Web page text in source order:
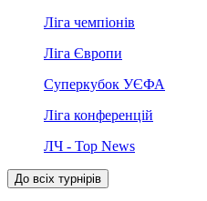
Ліга чемпіонів
Ліга Європи
Суперкубок УЄФА
Ліга конференцій
ЛЧ - Top News
До всіх турнірів